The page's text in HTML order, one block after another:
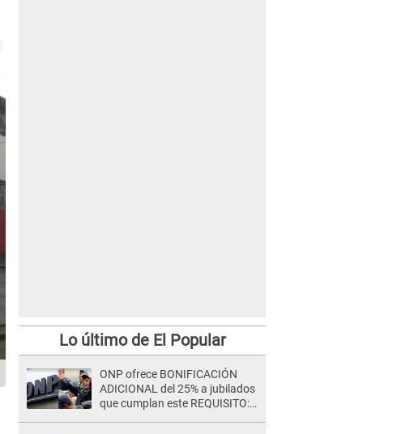
Lo último de El Popular
ONP ofrece BONIFICACIÓN
ADICIONAL del 25% a jubilados
que cumplan este REQUISITO: